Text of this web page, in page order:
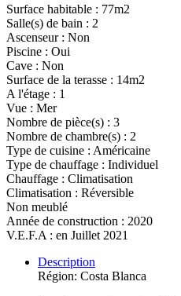
Surface habitable : 77m2
Salle(s) de bain : 2
Ascenseur : Non
Piscine : Oui
Cave : Non
Surface de la terasse : 14m2
A l'étage : 1
Vue : Mer
Nombre de pièce(s) : 3
Nombre de chambre(s) : 2
Type de cuisine : Américaine
Type de chauffage : Individuel
Chauffage : Climatisation
Climatisation : Réversible
Non meublé
Année de construction : 2020
V.E.F.A : en Juillet 2021
Description
Région: Costa Blanca